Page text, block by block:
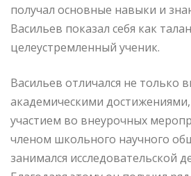
получал основные навыки и
Васильев показал себя как
целеустремленный ученик.
Васильев отличался не только
академическими
участием во внеурочных
членом школьного научного
занимался исследовательской